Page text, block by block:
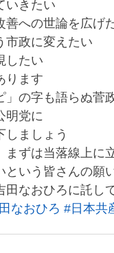
いきたい
善への世論を広げ
市政に変えたい
したい
ります
」の字も語らぬ菅
明党に
しましょう
まずは当落線上に
という皆さんの願
田なおひろに託し
なおひろ #日本共